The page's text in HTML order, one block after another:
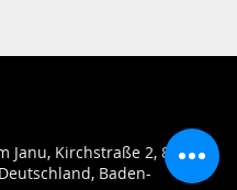
Janu, Kirchstraße 2, 89601
Baden-